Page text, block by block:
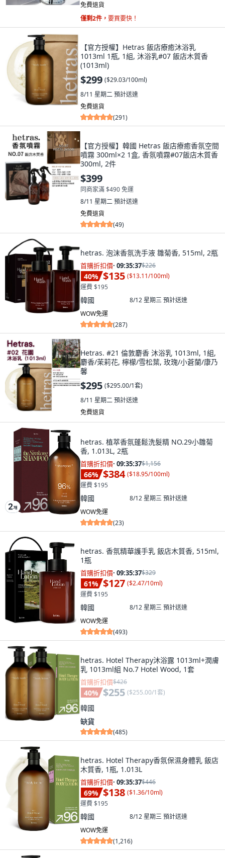
免費退貨
僅剩2件， 要買要快！
【官方授權】Hetras 飯店療癒沐浴乳
1013ml 1瓶, 1組, 沐浴乳#07 飯店木質香
(1013ml)
$299 ($29.03/100ml)
8/11 星期二預計送達
免費退貨
(291)
【官方授權】韓國 Hetras 飯店療癒香氛空間
噴霧 300ml×2 1盒, 香氛噴霧#07飯店木質香
300ml, 2件
$399
同商家滿 $490 免運
8/11 星期二預計送達
免費退貨
(49)
hetras. 泡沫香氛洗手液 雛菊香, 515ml, 2瓶
首購折扣價· 09:35:36$226
40% $135 ($13.11/100ml)
運費 $195
韓國 8/12 星期三預計送達
WOW免運
(287)
Hetras. #21 倫敦麝香 沐浴乳 1013ml, 1組,
麝香/茉莉花, 檸檬/雪松葉, 玫瑰/小蒼蘭/康乃
馨
$295 ($295.00/1套)
8/11 星期二預計送達
免費退貨
hetras. 植萃香氛蓬鬆洗髮精 NO.29小雛菊
香, 1.013L, 2瓶
首購折扣價· 09:35:36$1,156
66% $384 ($18.95/100ml)
運費 $195
韓國 8/12 星期三預計送達
WOW免運
(23)
hetras. 香氛精華護手乳 飯店木質香, 515ml,
1瓶
首購折扣價· 09:35:36$329
61% $127 ($2.47/10ml)
運費 $195
韓國 8/12 星期三預計送達
WOW免運
(493)
hetras. Hotel Therapy沐浴露 1013ml+潤膚
乳 1013ml組 No.7 Hotel Wood, 1套
首購折扣價$426
40% $255 ($255.00/1套)
韓國
缺貨
(485)
hetras. Hotel Therapy香氛保濕身體乳 飯店
木質香, 1瓶, 1.013L
首購折扣價· 09:35:36$446
69% $138 ($1.36/10ml)
運費 $195
韓國 8/12 星期三預計送達
WOW免運
(1,216)